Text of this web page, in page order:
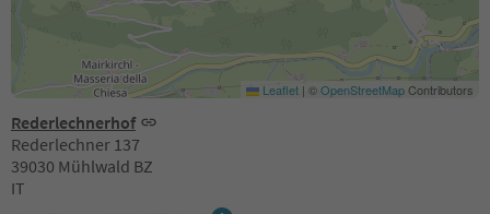
Rederlechnerhof
Rederlechner 137
39030 Mühlwald BZ
IT
Leaflet | ©OpenStreetMapContributors